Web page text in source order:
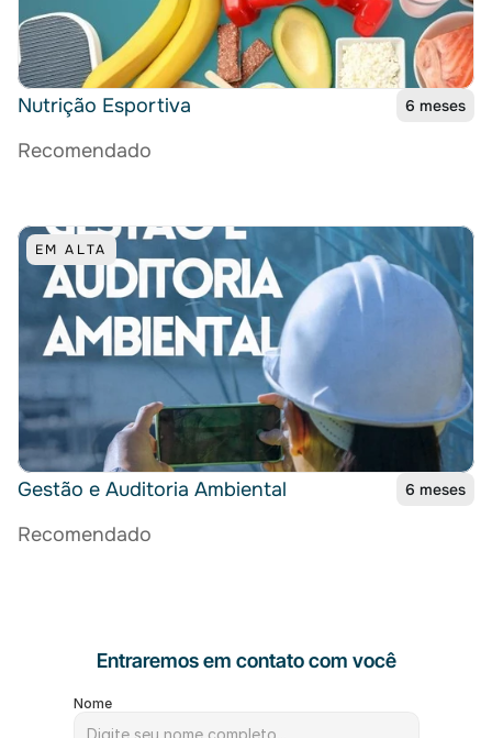
Nutrição Esportiva 6 meses
Recomendado
EM ALTA
Gestão e Auditoria Ambiental 6 meses
Recomendado
Entraremos em contato com você
Nome